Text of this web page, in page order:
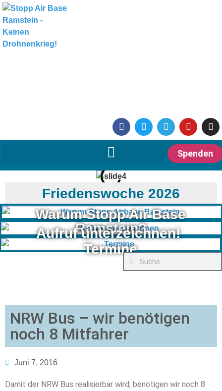
Spenden
Friedenswoche 2026
Warum Stopp Air Base
Ramstein?
Aufruf unterzeichnen!
Termine
NRW Bus – wir benötigen
noch 8 Mitfahrer
Juni 7, 2016
Damit der NRW Bus realisierbar wird, benötigen wir noch 8